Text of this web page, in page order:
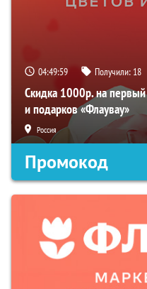
04:49:57 Получили: 18
Скидка 1000р. на первый
и подарков «Флаувау»
Россия
Промокод